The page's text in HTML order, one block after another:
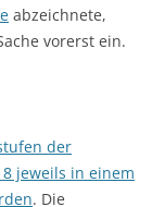
abzeichnete,
vorerst ein.
der
jeweils in einem
. Die